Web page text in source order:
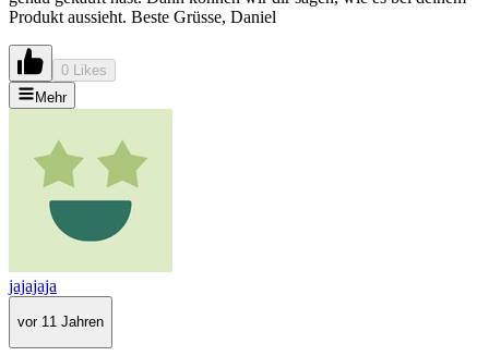
Produkt aussieht. Beste Grüsse, Daniel
0 Likes
Mehr
jajajaja
vor 11 Jahren